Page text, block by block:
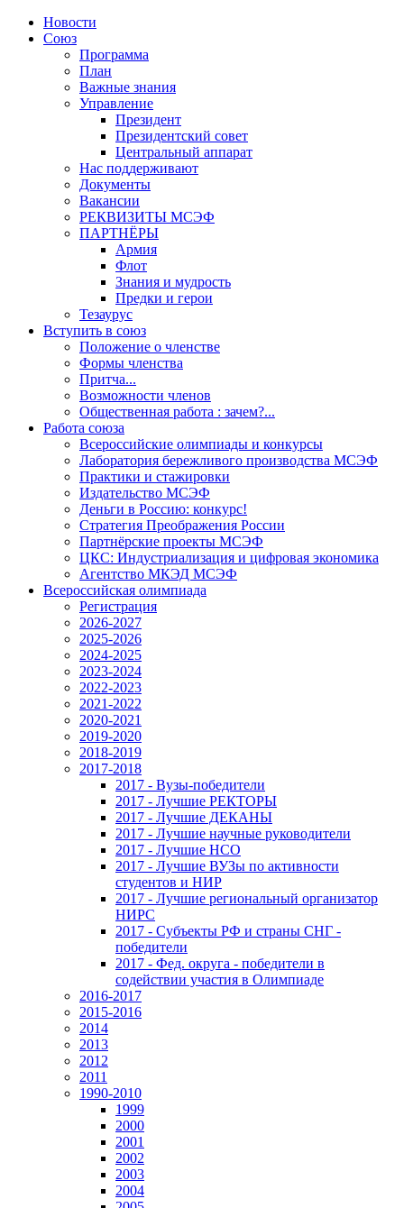
Новости
Союз
Программа
План
Важные знания
Управление
Президент
Президентский совет
Центральный аппарат
Нас поддерживают
Документы
Вакансии
РЕКВИЗИТЫ МСЭФ
ПАРТНЁРЫ
Армия
Флот
Знания и мудрость
Предки и герои
Тезаурус
Вступить в союз
Положение о членстве
Формы членства
Притча...
Возможности членов
Общественная работа : зачем?...
Работа союза
Всероссийские олимпиады и конкурсы
Лаборатория бережливого производства МСЭФ
Практики и стажировки
Издательство МСЭФ
Деньги в Россию: конкурс!
Стратегия Преображения России
Партнёрские проекты МСЭФ
ЦКС: Индустриализация и цифровая экономика
Агентство МКЭД МСЭФ
Всероссийская олимпиада
Регистрация
2026-2027
2025-2026
2024-2025
2023-2024
2022-2023
2021-2022
2020-2021
2019-2020
2018-2019
2017-2018
2017 - Вузы-победители
2017 - Лучшие РЕКТОРЫ
2017 - Лучшие ДЕКАНЫ
2017 - Лучшие научные руководители
2017 - Лучшие НСО
2017 - Лучшие ВУЗы по активности
студентов и НИР
2017 - Лучшие региональный организатор
НИРС
2017 - Субъекты РФ и страны СНГ -
победители
2017 - Фед. округа - победители в
содействии участия в Олимпиаде
2016-2017
2015-2016
2014
2013
2012
2011
1990-2010
1999
2000
2001
2002
2003
2004